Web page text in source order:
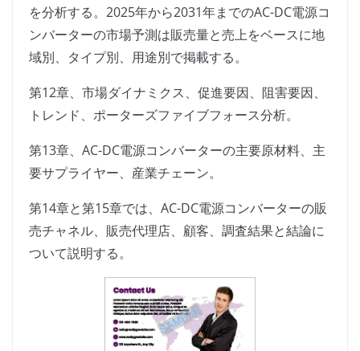
を分析する。2025年から2031年までのAC-DC電源コ
ンバーターの市場予測は販売量と売上をベースに地
域別、タイプ別、用途別で掲載する。
第12章、市場ダイナミクス、促進要因、阻害要因、
トレンド、ポーターズファイブフォース分析。
第13章、AC-DC電源コンバーターの主要原材料、主
要サプライヤー、産業チェーン。
第14章と第15章では、AC-DC電源コンバーターの販
売チャネル、販売代理店、顧客、調査結果と結論に
ついて説明する。